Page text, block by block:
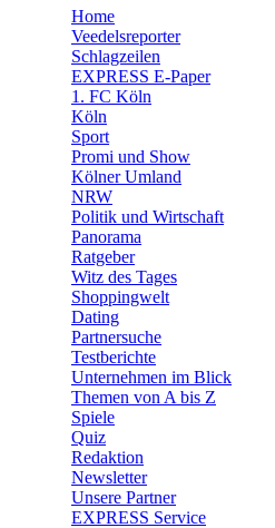
🛒 Shoppingwelt
Home
Veedelsreporter
Schlagzeilen
EXPRESS E-Paper
1. FC Köln
Köln
Sport
Promi und Show
Kölner Umland
NRW
Politik und Wirtschaft
Panorama
Ratgeber
Witz des Tages
Shoppingwelt
Dating
Partnersuche
Testberichte
Unternehmen im Blick
Themen von A bis Z
Spiele
Quiz
Redaktion
Newsletter
Unsere Partner
EXPRESS Service